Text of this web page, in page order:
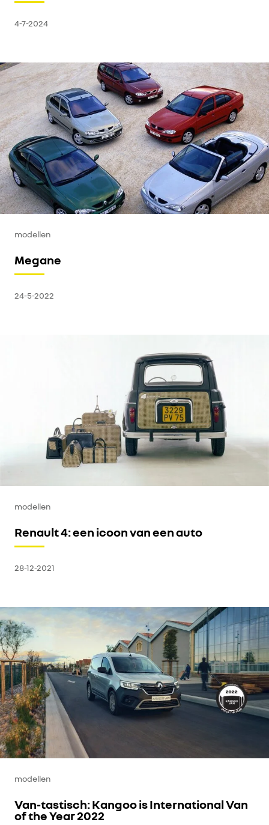
4-7-2024
modellen
Megane
24-5-2022
modellen
Renault 4: een icoon van een auto
28-12-2021
modellen
Van-tastisch: Kangoo is International Van
of the Year 2022